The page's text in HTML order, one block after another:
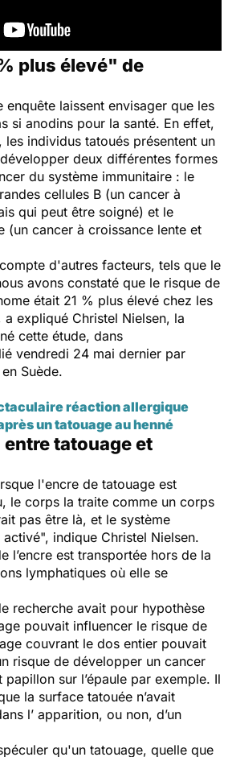
plus élevé" de
enquête laissent envisager que les
si anodins pour la santé. En effet,
les individus tatoués présentent un
deux différentes formes
du système immunitaire : le
cellules B (un cancer à
qui peut être soigné) et le
(un cancer à croissance lente et
d'autres facteurs, tels que le
avons constaté que le risque de
était 21 % plus élevé chez les
a expliqué Christel Nielsen, la
cette étude, dans
vendredi 24 mai dernier par
Suède.
réaction allergique
un tatouage au henné
entre tatouage et
l'encre de tatouage est
le corps la traite comme un corps
pas être là, et le système
activé", indique Christel Nielsen.
l’encre est transportée hors de la
lymphatiques où elle se
recherche avait pour hypothèse
pouvait influencer le risque de
couvrant le dos entier pouvait
risque de développer un cancer
papillon sur l’épaule par exemple. Il
la surface tatouée n’avait
l’ apparition, ou non, d’un
qu'un tatouage, quelle que